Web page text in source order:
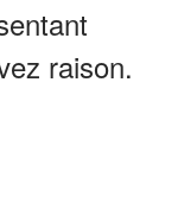
raison.